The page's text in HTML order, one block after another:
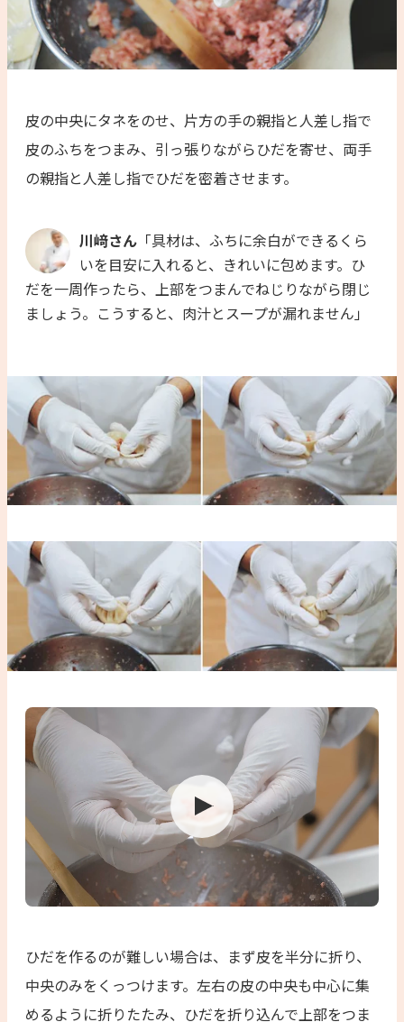
皮の中央にタネをのせ、片方の手の親指と人差し指で
皮のふちをつまみ、引っ張りながらひだを寄せ、両手
の親指と人差し指でひだを密着させます。
川﨑さん 「具材は、ふちに余白ができるくら
いを目安に入れると、きれいに包めます。ひ
だを一周作ったら、上部をつまんでねじりながら閉じ
ましょう。こうすると、肉汁とスープが漏れません」
ひだを作るのが難しい場合は、まず皮を半分に折り、
中央のみをくっつけます。左右の皮の中央も中心に集
めるように折りたたみ、ひだを折り込んで上部をつま